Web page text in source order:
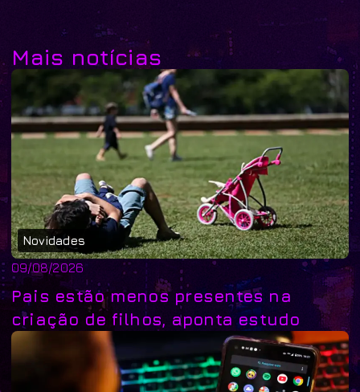
Mais notícias
Novidades
09/08/2026
Pais estão menos presentes na
criação de filhos, aponta estudo